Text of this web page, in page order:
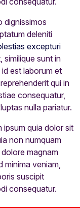
dignissimos
deleniti
excepturi
sunt in
est laborum et
qui in
consequatur,
nulla pariatur.
ipsum quia dolor sit
non numquam
magnam
minima veniam,
suscipit
consequatur.